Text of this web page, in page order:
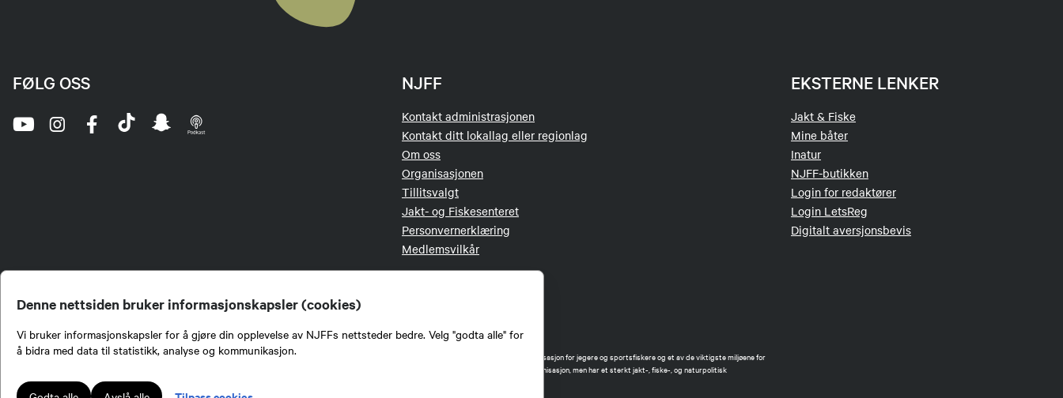
Denne nettsiden bruker informasjonskapsler (cookies)
Vi bruker informasjonskapsler for å gjøre din opplevelse av NJFFs nettsteder bedre. Velg "godta alle" for
å bidra med data til statistikk, analyse og kommunikasjon.
NJFF
Kontakt administrasjonen
Kontakt ditt lokallag eller regionlag
Om oss
Organisasjonen
Tillitsvalgt
Jakt- og Fiskesenteret
Personvernerklæring
Medlemsvilkår
EKSTERNE LENKER
Jakt & Fiske
Mine båter
Inatur
NJFF-butikken
Login for redaktører
Login LetsReg
Digitalt aversjonsbevis
FØLG OSS
Norges Jeger- og Fiskerforbund (NJFF) er landets eneste landsdekkende organisasjon for jegere og sportsfiskere og et av de viktigste miljøene for
formidling av kunnskap om jakt og fiske i Norge. Vi er en partipolitisk nøytral organisasjon, men har et sterkt jakt-, fiske-, og naturpolitisk